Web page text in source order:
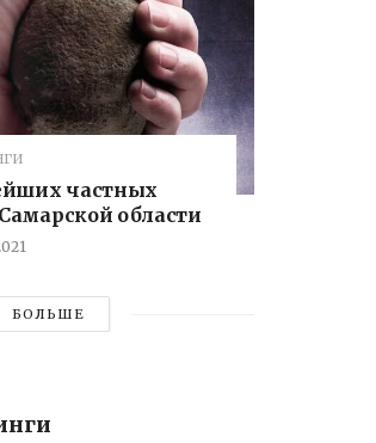
частных
области
БОЛЬШЕ